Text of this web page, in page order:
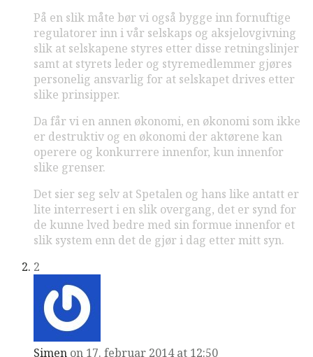
På en slik måte bør vi også bygge inn fornuftige
regulatorer inn i vår selskaps og aksjelovgivning
slik at selskapene styres etter disse retningslinjer
samt at styrets leder og styremedlemmer gjøres
personelig ansvarlig for at selskapet drives etter
slike prinsipper.
Da får vi en annen økonomi, en økonomi som ikke
er destruktiv og en økonomi der aktørene kan
operere og konkurrere innenfor, kun innenfor
slike grenser.
Det sier seg selv at Spetalen og hans like antatt er
lite interresert i en slik overgang, det er synd for
de kunne lved bedre med sin formue innenfor et
slik system enn det de gjør i dag etter mitt syn.
2
Simen on 17. februar 2014 at 12:50